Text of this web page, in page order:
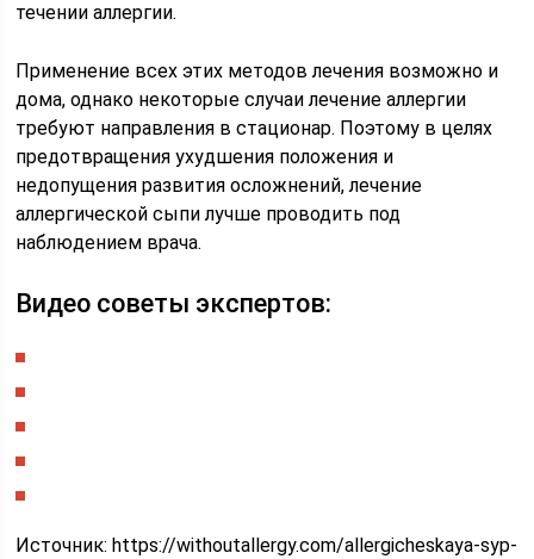
течении аллергии.
Применение всех этих методов лечения возможно и
дома, однако некоторые случаи лечение аллергии
требуют направления в стационар. Поэтому в целях
предотвращения ухудшения положения и
недопущения развития осложнений, лечение
аллергической сыпи лучше проводить под
наблюдением врача.
Видео советы экспертов:
Источник:https://withoutallergy.com/allergicheskaya-syp-